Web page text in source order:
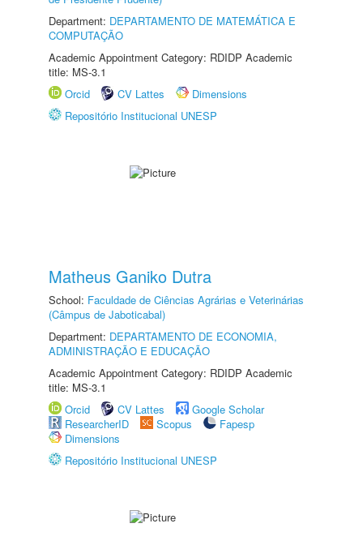
Department: DEPARTAMENTO DE MATEMÁTICA E
COMPUTAÇÃO
Academic Appointment Category: RDIDP Academic
title: MS-3.1
Orcid
CV Lattes
Dimensions
Repositório Institucional UNESP
Matheus Ganiko Dutra
School: Faculdade de Ciências Agrárias e Veterinárias
(Câmpus de Jaboticabal)
Department: DEPARTAMENTO DE ECONOMIA,
ADMINISTRAÇÃO E EDUCAÇÃO
Academic Appointment Category: RDIDP Academic
title: MS-3.1
Orcid
CV Lattes
Google Scholar
ResearcherID
Scopus
Fapesp
Dimensions
Repositório Institucional UNESP